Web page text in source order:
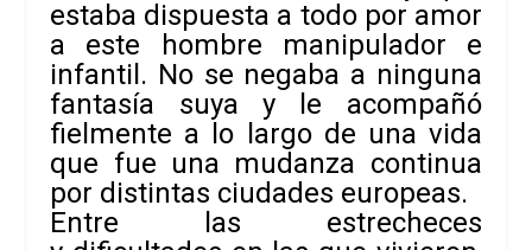
estaba dispuesta a todo por amor
a este hombre manipulador e
infantil. No se negaba a ninguna
fantasía suya y le acompañó
fielmente a lo largo de una vida
que fue una mudanza continua
por distintas ciudades europeas.
Entre las estrecheces